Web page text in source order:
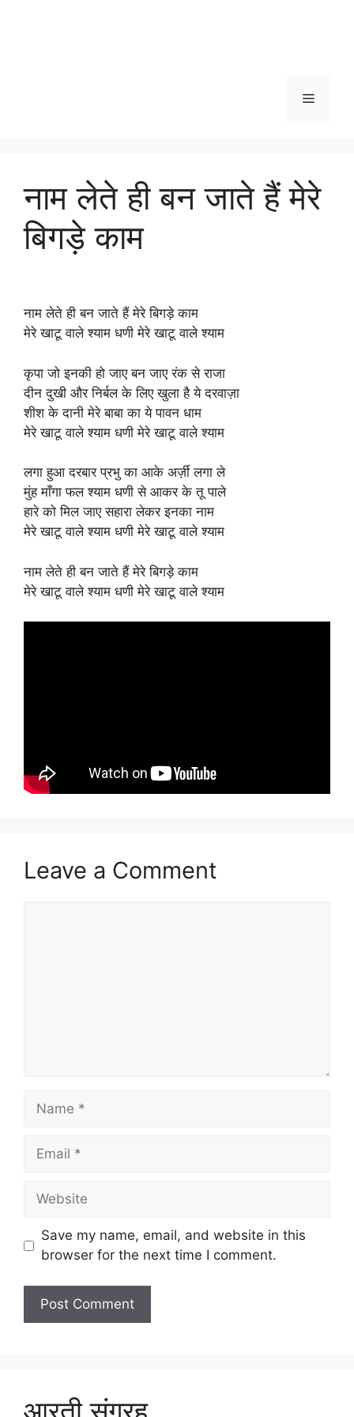
Menu
नाम लेते ही बन जाते हैं मेरे
बिगड़े काम
नाम लेते ही बन जाते हैं मेरे बिगड़े काम
मेरे खाटू वाले श्याम धणी मेरे खाटू वाले श्याम
कृपा जो इनकी हो जाए बन जाए रंक से राजा
दीन दुखी और निर्बल के लिए खुला है ये दरवाज़ा
शीश के दानी मेरे बाबा का ये पावन धाम
मेरे खाटू वाले श्याम धणी मेरे खाटू वाले श्याम
लगा हुआ दरबार प्रभु का आके अर्ज़ी लगा ले
मुंह माँगा फल श्याम धणी से आकर के तू पाले
हारे को मिल जाए सहारा लेकर इनका नाम
मेरे खाटू वाले श्याम धणी मेरे खाटू वाले श्याम
नाम लेते ही बन जाते हैं मेरे बिगड़े काम
मेरे खाटू वाले श्याम धणी मेरे खाटू वाले श्याम
Leave a Comment
Name
Email
Website
Save my name, email, and website in this
browser for the next time I comment.